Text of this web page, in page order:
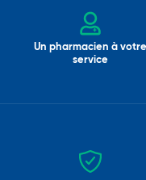
Un pharmacien à votre
service